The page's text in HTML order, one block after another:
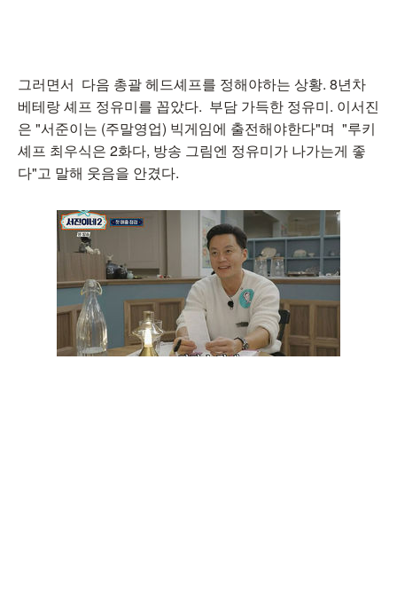
그러면서 다음 총괄 헤드셰프를 정해야하는 상황. 8년차
베테랑 셰프 정유미를 꼽았다. 부담 가득한 정유미. 이서진
은 "서준이는 (주말영업) 빅게임에 출전해야한다"며 "루키
셰프 최우식은 2화다, 방송 그림엔 정유미가 나가는게 좋
다"고 말해 웃음을 안겼다.